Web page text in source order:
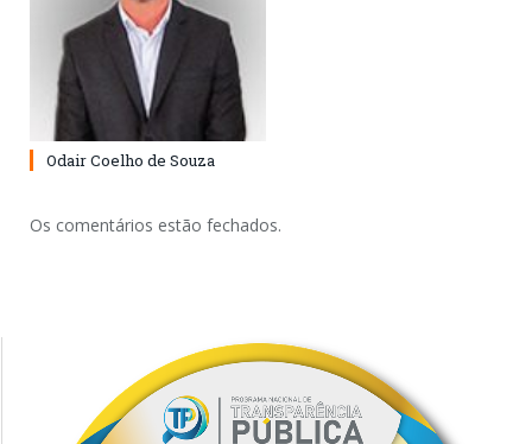
Odair Coelho de Souza
Os comentários estão fechados.